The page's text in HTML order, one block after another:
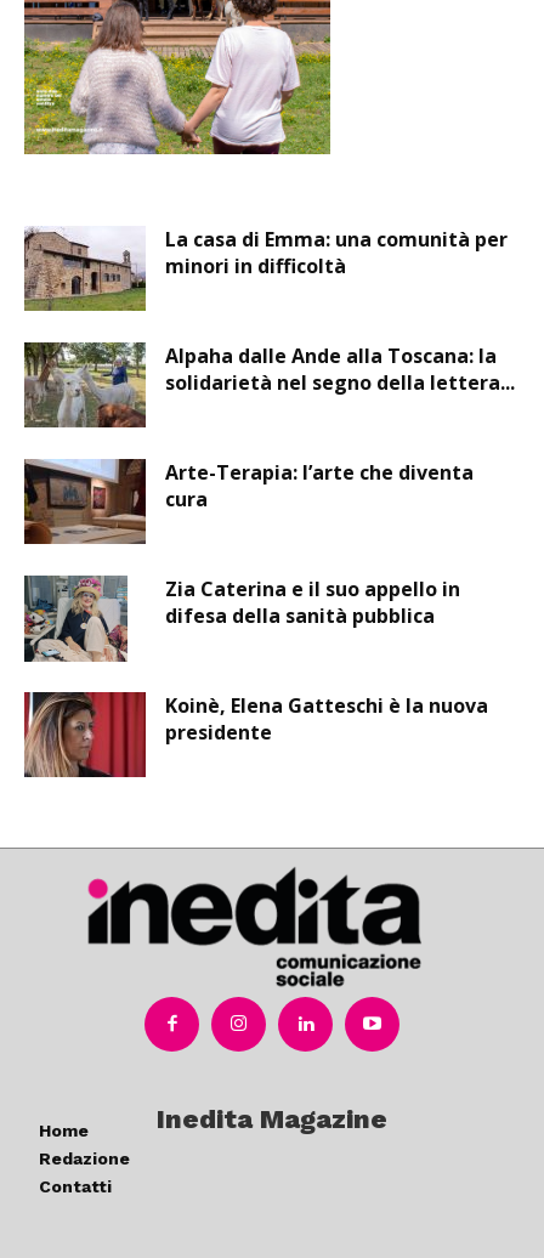
La casa di Emma: una comunità per
minori in difficoltà
Alpaha dalle Ande alla Toscana: la
solidarietà nel segno della lettera...
Arte-Terapia: l’arte che diventa
cura
Zia Caterina e il suo appello in
difesa della sanità pubblica
Koinè, Elena Gatteschi è la nuova
presidente
Inedita Magazine
Home
Redazione
Contatti